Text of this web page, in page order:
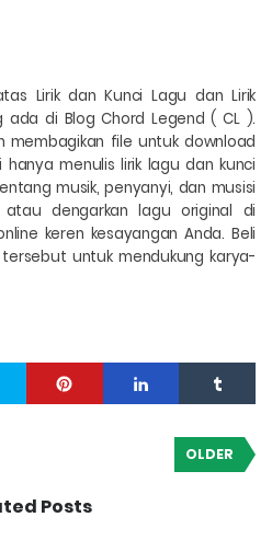
Lirik dan Kunci Lagu dan Lirik
ada di Blog Chord Legend ( CL ).
membagikan file untuk download
menulis lirik lagu dan kunci
musik, penyanyi, dan musisi
atau dengarkan lagu original di
keren kesayangan Anda. Beli
untuk mendukung karya-
OLDER
Posts